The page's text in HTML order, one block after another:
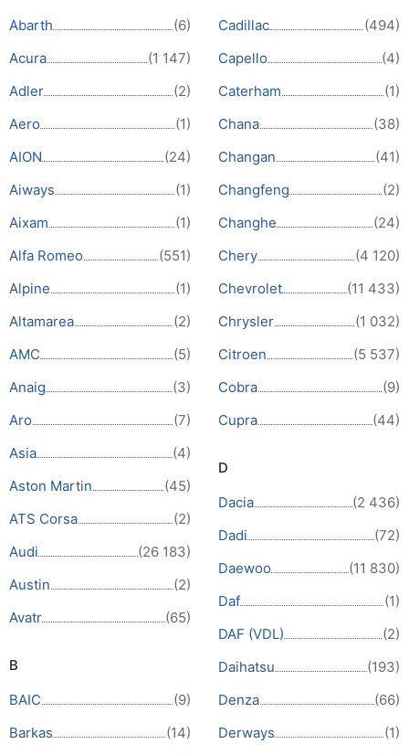
Abarth
(6)
Acura
(1 147)
Adler
(2)
Aero
(1)
AION
(24)
Aiways
(1)
Aixam
(1)
Alfa Romeo
(551)
Alpine
(1)
Altamarea
(2)
AMC
(5)
Anaig
(3)
Aro
(7)
Asia
(4)
Aston Martin
(45)
ATS Corsa
(2)
Audi
(26 183)
Austin
(2)
Avatr
(65)
B
BAIC
(9)
Barkas
(14)
Cadillac
(494)
Capello
(4)
Caterham
(1)
Chana
(38)
Changan
(41)
Changfeng
(2)
Changhe
(24)
Chery
(4 120)
Chevrolet
(11 433)
Chrysler
(1 032)
Citroen
(5 537)
Cobra
(9)
Cupra
(44)
D
Dacia
(2 436)
Dadi
(72)
Daewoo
(11 830)
Daf
(1)
DAF (VDL)
(2)
Daihatsu
(193)
Denza
(66)
Derways
(1)